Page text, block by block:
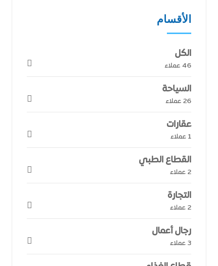
الأقسام
الكل
46 عملاء
السياحة
26 عملاء
عقارات
1 عملاء
القطاع الطبي
2 عملاء
التجارة
2 عملاء
رجال أعمال
3 عملاء